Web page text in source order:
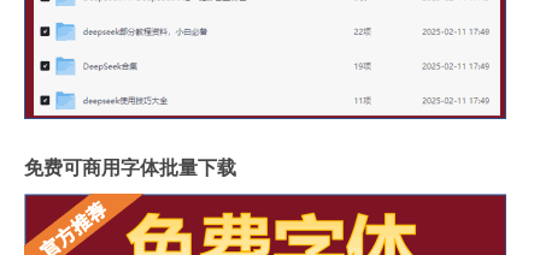
免费可商用字体批量下载